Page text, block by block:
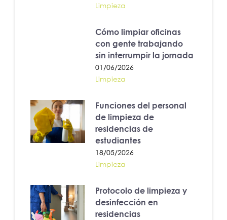
Limpieza
Cómo limpiar oficinas
con gente trabajando
sin interrumpir la jornada
01/06/2026
Limpieza
Funciones del personal
de limpieza de
residencias de
estudiantes
18/05/2026
Limpieza
Protocolo de limpieza y
desinfección en
residencias